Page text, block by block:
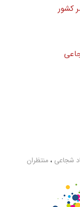
کشور
شجاعی ،منتظران